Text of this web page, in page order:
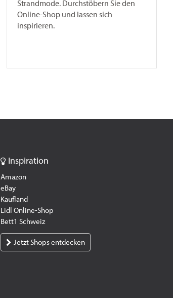
Strandmode. Durchstöbern Sie den
Online-Shop und lassen sich
inspirieren.
Inspiration
Amazon
eBay
Kaufland
Lidl Online-Shop
Bett1 Schweiz
Jetzt Shops entdecken